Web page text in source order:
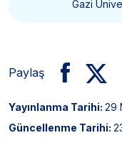
Gazi
Paylaş
Yayınlanma Tarihi: 29
Güncellenme Tarihi: